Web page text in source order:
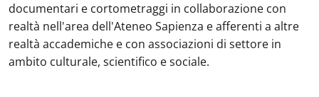
documentari e cortometraggi in collaborazione con
realtà nell'area dell'Ateneo Sapienza e afferenti a altre
realtà accademiche e con associazioni di settore in
ambito culturale, scientifico e sociale.